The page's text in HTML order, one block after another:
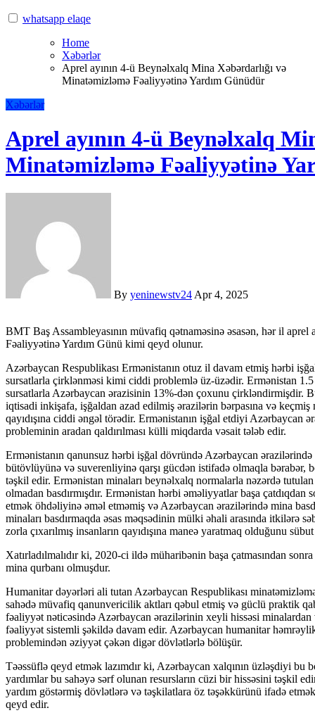
whatsapp elaqe
Home
Xəbərlər
Aprel ayının 4-ü Beynəlxalq Mina Xəbərdarlığı və
Minatəmizləmə Fəaliyyətinə Yardım Günüdür
Xəbərlər
Aprel ayının 4-ü Beynəlxalq
Minatəmizləmə Fəaliyyətinə
By yeninewstv24 Apr 4, 2025
BMT Baş Assambleyasının müvafiq qətnaməsinə əsasən, hər il aprel ayının 4-ü Beynəlxalq Mina Xəbərdarlığı və Minatəmizləmə
Fəaliyyətinə Yardım Günü kimi qeyd olunur.
Azərbaycan Respublikası Ermənistanın otuz il davam etmiş hərbi
sursatlarla çirklənməsi kimi ciddi problemlə üz-üzədir. Ermənistan
sursatlarla Azərbaycan ərazisinin 13%-dən çoxunu çirkləndirmişdir.
iqtisadi inkişafa, işğaldan azad edilmiş ərazilərin bərpasına və
qayıdışına ciddi əngəl törədir. Ermənistanın işğal etdiyi Azərbaycan
probleminin aradan qaldırılması külli miqdarda vəsait tələb edir.
Ermənistanın qanunsuz hərbi işğal dövründə Azərbaycan
bütövlüyünə və suverenliyinə qarşı gücdən istifadə olmaqla
təşkil edir. Ermənistan minaları beynəlxalq normalarla nəzərdə
olmadan basdırmışdır. Ermənistan hərbi əməliyyatlar başa
etmək öhdəliyinə əməl etməmiş və Azərbaycan ərazilərində mina
minaları basdırmaqda əsas məqsədinin mülki əhali arasında itkilərə
zorla çıxarılmış insanların qayıdışına maneə yaratmaq olduğunu
Xatırladılmalıdır ki, 2020-ci ildə müharibənin başa çatmasından
mina qurbanı olmuşdur.
Humanitar dəyərləri ali tutan Azərbaycan Respublikası
sahədə müvafiq qanunvericilik aktları qəbul etmiş və güclü praktik
fəaliyyət nəticəsində Azərbaycan ərazilərinin xeyli hissəsi
fəaliyyət sistemli şəkildə davam edir. Azərbaycan humanitar
problemindən əziyyət çəkən digər dövlətlərlə bölüşür.
Təəssüflə qeyd etmək lazımdır ki, Azərbaycan xalqının üzləşdiyi bu
yardımlar bu sahəyə sərf olunan resursların cüzi bir hissəsini təşkil
yardım göstərmiş dövlətlərə və təşkilatlara öz təşəkkürünü ifadə
qeyd edir.